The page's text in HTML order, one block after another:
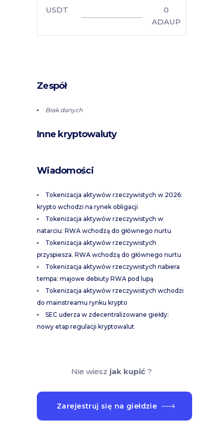
USDT
0
ADAUP
Zespół
Brak danych
Inne kryptowaluty
Wiadomości
Tokenizacja aktywów rzeczywistych w 2026:
krypto wchodzi na rynek obligacji
Tokenizacja aktywów rzeczywistych w
natarciu: RWA wchodzą do głównego nurtu
Tokenizacja aktywów rzeczywistych
przyspiesza. RWA wchodzą do głównego nurtu
Tokenizacja aktywów rzeczywistych nabiera
tempa: majowe debiuty RWA pod lupą
Tokenizacja aktywów rzeczywistych wchodzi
do mainstreamu rynku krypto
SEC uderza w zdecentralizowane giełdy:
nowy etap regulacji kryptowalut
Nie wiesz jak kupić?
Zarejestruj się na giełdzie